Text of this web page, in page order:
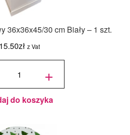
36x36x45/30 cm Biały – 1 szt.
15.50zł z Vat
30
- 1 +
do koszyka